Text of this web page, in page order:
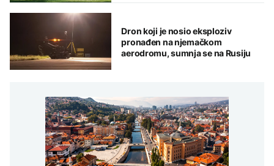
Dron koji je nosio eksploziv
pronađen na njemačkom
aerodromu, sumnja se na Rusiju